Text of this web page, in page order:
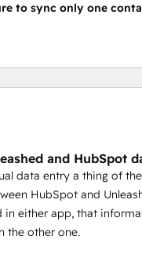
to sync only one
and HubSpot
data entry a thing of
HubSpot and
in either app, that
the other one.